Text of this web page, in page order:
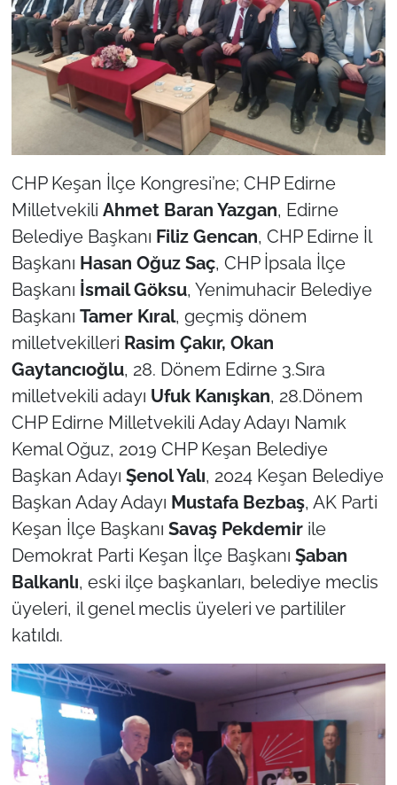
CHP Keşan İlçe Kongresi’ne; CHP Edirne
Milletvekili Ahmet Baran Yazgan, Edirne
Belediye Başkanı Filiz Gencan, CHP Edirne İl
Başkanı Hasan Oğuz Saç, CHP İpsala İlçe
Başkanı İsmail Göksu, Yenimuhacir Belediye
Başkanı Tamer Kıral, geçmiş dönem
milletvekilleri Rasim Çakır, Okan
Gaytancıoğlu, 28. Dönem Edirne 3.Sıra
milletvekili adayı Ufuk Kanışkan, 28.Dönem
CHP Edirne Milletvekili Aday Adayı Namık
Kemal Oğuz, 2019 CHP Keşan Belediye
Başkan Adayı Şenol Yalı, 2024 Keşan Belediye
Başkan Aday Adayı Mustafa Bezbaş, AK Parti
Keşan İlçe Başkanı Savaş Pekdemirile
Demokrat Parti Keşan İlçe Başkanı Şaban
Balkanlı, eski ilçe başkanları, belediye meclis
üyeleri, il genel meclis üyeleri ve partililer
katıldı.